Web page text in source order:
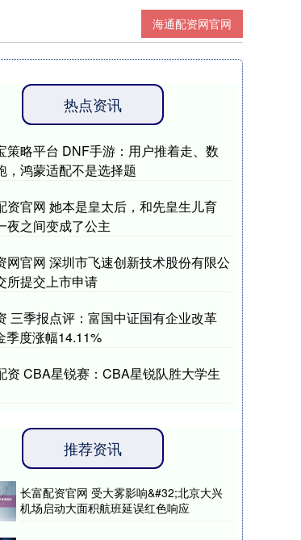
海通配资网官网
热点资讯
策略平台 DNF手游：用户推着走、数
，鸿蒙适配不是选择题
资官网 她本是皇太后，和先皇生儿育
夜之间变成了公主
网官网 深圳市飞速创新技术股份有限公
所提交上市申请
三季报点评：富国中证国有企业改革
季度涨幅14.11%
资 CBA星锐赛：CBA星锐队胜大学生
推荐资讯
长富配资官网 受大雾影响&#32;北京大兴
机场启动大面积航班延误红色响应